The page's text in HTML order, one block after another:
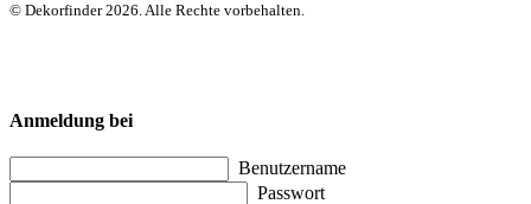
© Dekorfinder 2026. Alle Rechte vorbehalten.
Anmeldung bei
Benutzername
Passwort